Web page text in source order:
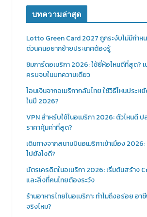
บทความล่าสุด
Lotto Green Card 2027 ถูกระงับไม่มีกำห
ด่วนคนอยากย้ายประเทศต้องรู้
ซิมการ์ดอเมริกา 2026: ใช้ยี่ห้อไหนดีที่สุด?
ครบจบในบทความเดียว
โอนเงินจากอเมริกากลับไทย ใช้วิธีไหนประ
ในปี 2026?
VPN สำหรับใช้ในอเมริกา 2026: ตัวไหนดี
ราคาคุ้มค่าที่สุด?
เดินทางจากสนามบินอเมริกาเข้าเมือง 2026:
ไปยังไงดี?
บัตรเครดิตในอเมริกา 2026: เริ่มต้นสร้าง
และสิ่งที่คนไทยต้องระวัง
ร้านอาหารไทยในอเมริกา: ทำไมถึงอร่อย อา
จริงไหม?